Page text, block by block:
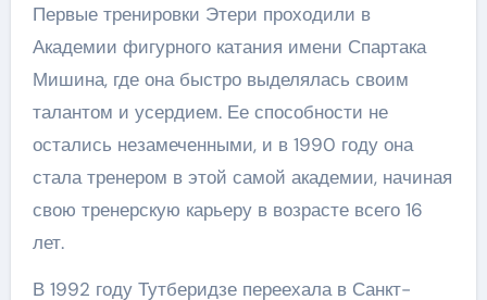
Первые тренировки Этери проходили в
Академии фигурного катания имени Спартака
Мишина, где она быстро выделялась своим
талантом и усердием. Ее способности не
остались незамеченными, и в 1990 году она
стала тренером в этой самой академии, начиная
свою тренерскую карьеру в возрасте всего 16
лет.
В 1992 году Тутберидзе переехала в Санкт-